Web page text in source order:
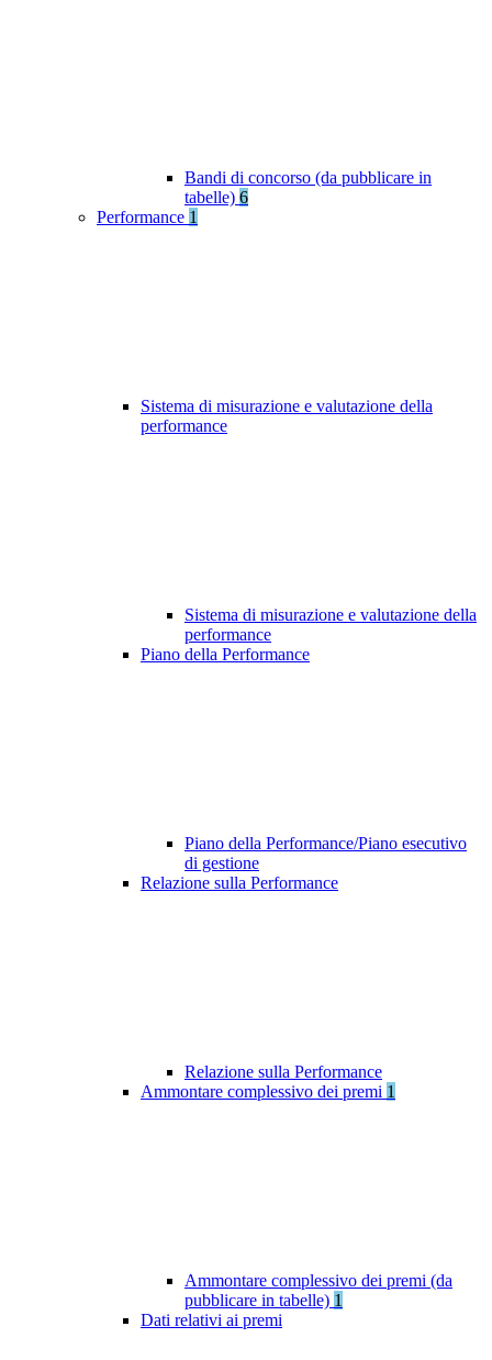
Bandi di concorso (da pubblicare in
tabelle) 6
Performance 1
Sistema di misurazione e valutazione della
performance
Sistema di misurazione e valutazione della
performance
Piano della Performance
Piano della Performance/Piano esecutivo
di gestione
Relazione sulla Performance
Relazione sulla Performance
Ammontare complessivo dei premi 1
Ammontare complessivo dei premi (da
pubblicare in tabelle) 1
Dati relativi ai premi